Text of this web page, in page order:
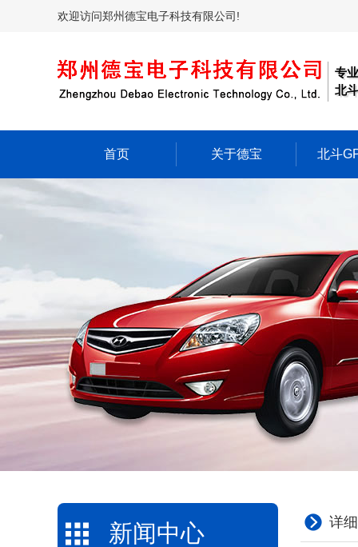
欢迎访问郑州德宝电子科技有限公司!
专
北
首页 关于德宝 北斗
新闻中心 详